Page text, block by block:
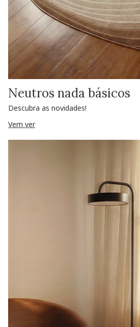
Neutros nada básicos
Descubra as novidades!
Vem ver